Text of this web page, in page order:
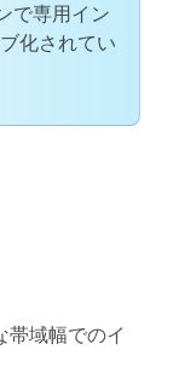
で専用イン
化されてい
帯域幅でのイ